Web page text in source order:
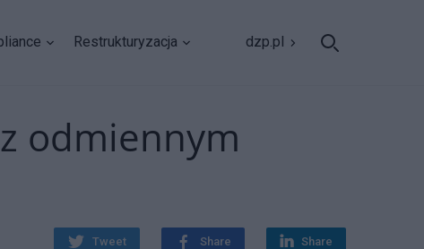
Restrukturyzacja dzp.pl
odmiennym
Tweet Share Share